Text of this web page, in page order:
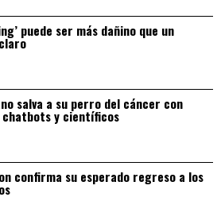
puede ser más dañino que un
salva a su perro del cáncer con
chatbots y científicos
confirma su esperado regreso a los